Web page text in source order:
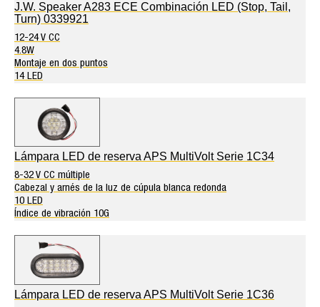
J.W. Speaker A283 ECE Combinación LED (Stop, Tail,
Turn) 0339921
12-24 V CC
4.8W
Montaje en dos puntos
14 LED
Lámpara LED de reserva APS MultiVolt Serie 1C34
8-32 V CC múltiple
Cabezal y arnés de la luz de cúpula blanca redonda
10 LED
Índice de vibración 10G
Lámpara LED de reserva APS MultiVolt Serie 1C36